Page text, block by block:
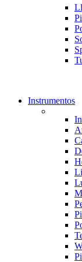
Instrumentos